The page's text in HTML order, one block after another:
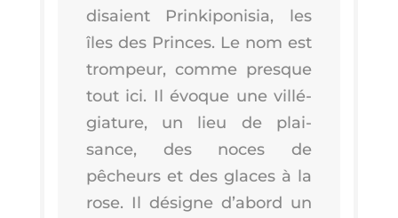
disaient Prin­ki­po­ni­sia, les
îles des Princes. Le nom est
trom­peur, comme presque
tout ici. Il évoque une vil­lé­
gia­ture, un lieu de plai­
sance, des noces de
pêcheurs et des glaces à la
rose. Il désigne d’a­bord un